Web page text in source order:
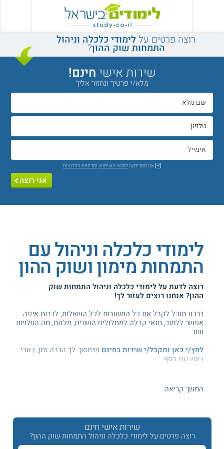
רוצה פרטים עללימודי כלכלה וניהול
התמחות שוק ההון?
שירות אישיחינם!
מלא/י פרטיך ונחזור אליך
אני מסכים/הלתנאי השימוש ומדיניות הפרטיות
אני רוצה
לימודי כלכלה וניהול עם
התמחות מימון ושוק ההון
רוצה לדעת עללימודי כלכלה וניהול התמחות שוק
ההון? אנחנו רוצים לעזור לך!
דרכנו תוכל לקבל את כל התשובות לכל השאלות, לרבות איפה
אפשר ללמוד, תנאי קבלה למסלולים השונים, מלגות, מה העלויות
ועוד.
לחץ/י כאן ותקבל/י שירות בחינם שיחסוך לך הרבה זמן, כאבי
ראש וגם כסף ...
עזרנו גם לך? דרג אותנו:
לימודי כלכלה וניהול עם התמחות שוק ההון
המשך קריאה
שירות אישי חינם
רוצה פרטים על לימודי כלכלה וניהול התמחות שוק ההון?